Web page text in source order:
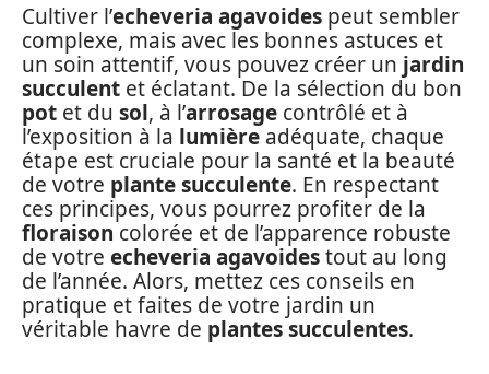
Cultiver l’echeveria agavoides peut sembler
complexe, mais avec les bonnes astuces et
un soin attentif, vous pouvez créer un jardin
succulent et éclatant. De la sélection du bon
pot et du sol, à l’arrosage contrôlé et à
l’exposition à la lumière adéquate, chaque
étape est cruciale pour la santé et la beauté
de votre plante succulente. En respectant
ces principes, vous pourrez profiter de la
floraison colorée et de l’apparence robuste
de votre echeveria agavoidestout au long
de l’année. Alors, mettez ces conseils en
pratique et faites de votre jardin un
véritable havre de plantes succulentes.